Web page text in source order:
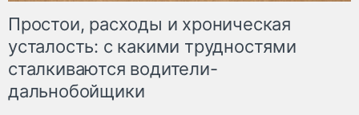
Простои, расходы и хроническая
усталость: с какими трудностями
сталкиваются водители-
дальнобойщики